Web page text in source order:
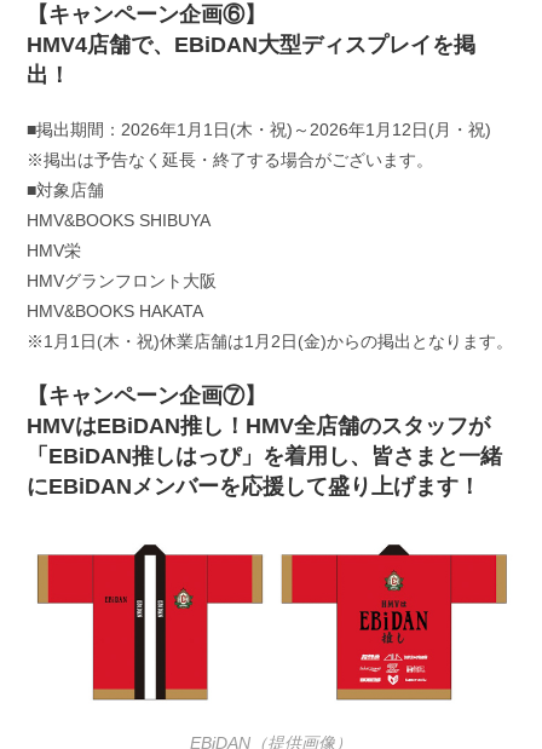
【キャンペーン企画⑥】
HMV4店舗で、EBiDAN大型ディスプレイを掲
出！
■掲出期間：2026年1月1日(木・祝)～2026年1月12日(月・祝)
※掲出は予告なく延長・終了する場合がございます。
■対象店舗
HMV&BOOKS SHIBUYA
HMV栄
HMVグランフロント大阪
HMV&BOOKS HAKATA
※1月1日(木・祝)休業店舗は1月2日(金)からの掲出となります。
【キャンペーン企画⑦】
HMVはEBiDAN推し！HMV全店舗のスタッフが
「EBiDAN推しはっぴ」を着用し、皆さまと一緒
にEBiDANメンバーを応援して盛り上げます！
EBiDAN（提供画像）